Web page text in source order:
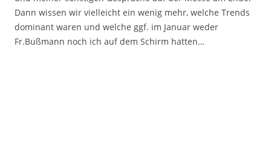
Dann wissen wir vielleicht ein wenig mehr, welche Trends
dominant waren und welche ggf. im Januar weder
Fr.Bußmann noch ich auf dem Schirm hatten…